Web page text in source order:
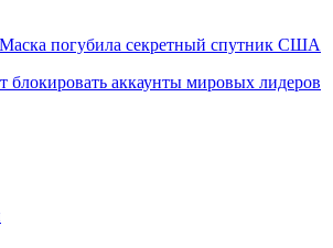
погубила секретный спутник США
блокировать аккаунты мировых лидеров